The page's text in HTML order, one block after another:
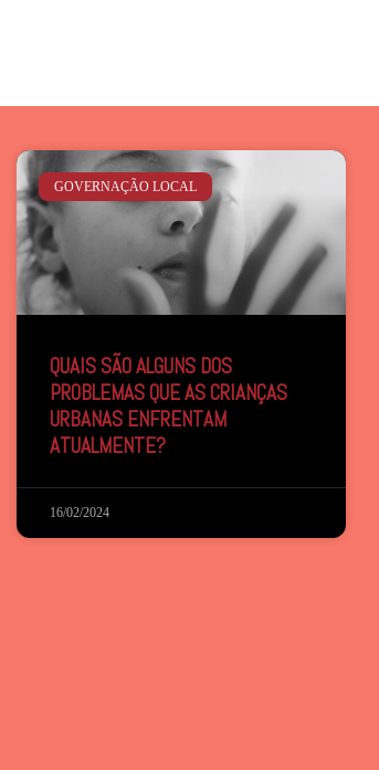
GOVERNAÇÃO LOCAL
QUAIS SÃO ALGUNS DOS
PROBLEMAS QUE AS CRIANÇAS
URBANAS ENFRENTAM
ATUALMENTE?
16/02/2024